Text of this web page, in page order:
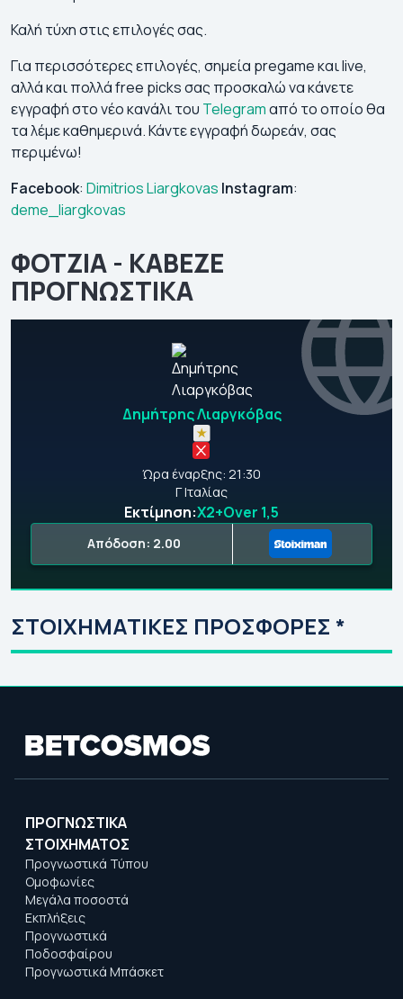
Καλή τύχη στις επιλογές σας.
Για περισσότερες επιλογές, σημεία pregame και live,
αλλά και πολλά free picks σας προσκαλώ να κάνετε
εγγραφή στο νέο κανάλι του Telegramαπό το οποίο θα
τα λέμε καθημερινά. Κάντε εγγραφή δωρεάν, σας
περιμένω!
Facebook: Dimitrios Liargkovas Instagram:
deme_liargkovas
ΦΟΤΖΙΑ - ΚΑΒΕΖΕ
ΠΡΟΓΝΩΣΤΙΚΑ
Δημήτρης Λιαργκόβας
Ώρα έναρξης: 21:30
Γ Ιταλίας
Εκτίμηση:Χ2+Over 1,5
Απόδοση: 2.00
ΣΤΟΙΧΗΜΑΤΙΚΕΣ ΠΡΟΣΦΟΡΕΣ *
ΠΡΟΓΝΩΣΤΙΚΑ
ΣΤΟΙΧΗΜΑΤΟΣ
Προγνωστικά Τύπου
Ομοφωνίες
Μεγάλα ποσοστά
Εκπλήξεις
Προγνωστικά
Ποδοσφαίρου
Προγνωστικά Μπάσκετ